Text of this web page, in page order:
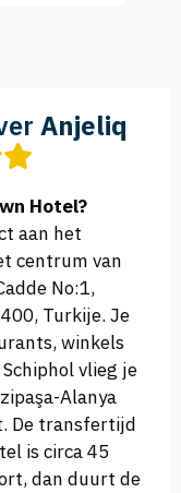
Anjeliq
Hotel?
aan het
centrum van
No:1,
Turkije. Je
winkels
vlieg je
Alanya
De transfertijd
is circa 45
dan duurt de